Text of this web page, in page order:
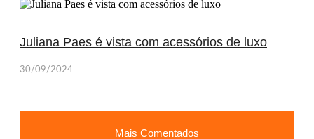
Juliana Paes é vista com acessórios de luxo
30/09/2024
Mais Comentados